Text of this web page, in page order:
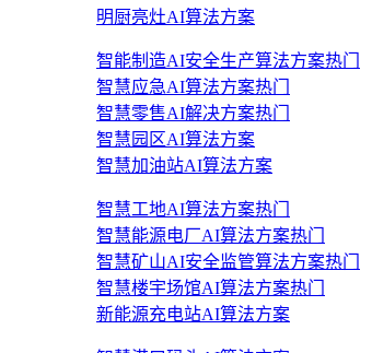
明厨亮灶AI算法方案
智能制造AI安全生产算法方案热门
智慧应急AI算法方案热门
智慧零售AI解决方案热门
智慧园区AI算法方案
智慧加油站AI算法方案
智慧工地AI算法方案热门
智慧能源电厂AI算法方案热门
智慧矿山AI安全监管算法方案热门
智慧楼宇场馆AI算法方案热门
新能源充电站AI算法方案